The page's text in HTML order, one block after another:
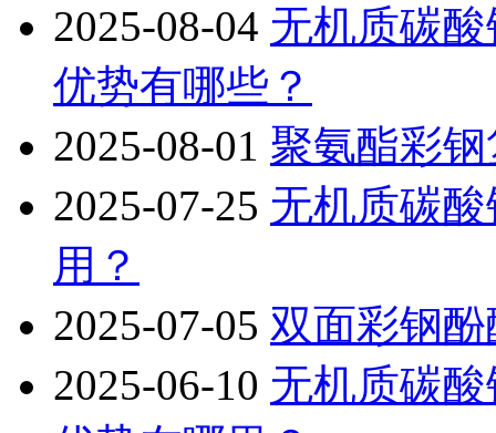
2025-08-04 无机质碳
优势有哪些？
2025-08-01 聚氨酯彩
2025-07-25 无机质碳
用？
2025-07-05 双面彩钢
2025-06-10 无机质碳